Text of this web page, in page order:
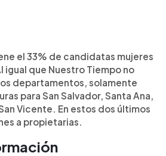
el 33% de candidatas mujeres
igual que Nuestro Tiempo no
departamentos, solamente
para San Salvador, Santa Ana,
Vicente. En estos dos últimos
a propietarias.